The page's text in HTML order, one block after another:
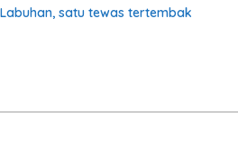
satu tewas tertembak